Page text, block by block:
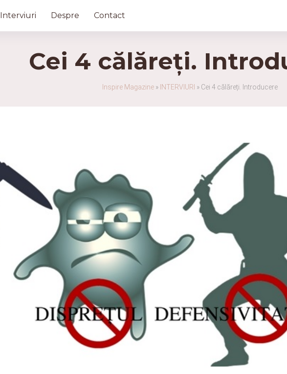
Interviuri Despre Contact
Cei 4 călăreți.
Inspire Magazine» INTERVIURI » Cei 4 călăreți. Introducere